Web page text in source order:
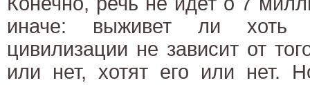
иначе: выживет ли хоть
цивилизации не зависит от
или нет, хотят его или нет.